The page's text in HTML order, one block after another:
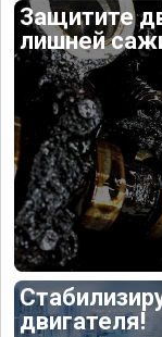
Защитите
лишней
двигателя!